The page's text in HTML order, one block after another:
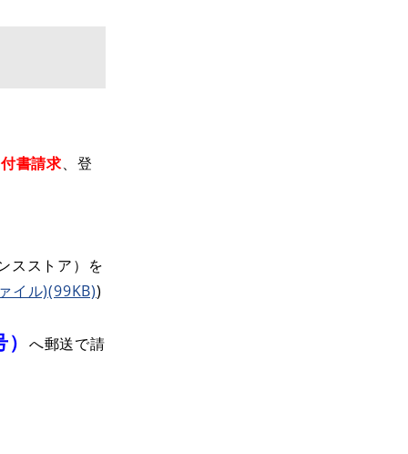
書請求、登
スストア）を
イル)(99KB))
へ郵送で請